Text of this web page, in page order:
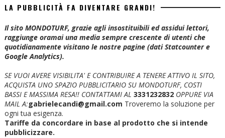
LA PUBBLICITÀ FA DIVENTARE GRANDI!
Il sito MONDOTURF, grazie agli insostituibili ed assidui lettori,
raggiunge oramai una media sempre crescente di utenti che
quotidianamente visitano le nostre pagine (dati Statcounter e
Google Analytics).
SE VUOI AVERE VISIBILITA' E CONTRIBUIRE A TENERE ATTIVO IL SITO,
ACQUISTA UNO SPAZIO PUBBLICITARIO SU MONDOTURF, COSTI
BASSI E MASSIMA RESA!! CONTATTAMI AL 3331232832 OPPURE VIA
MAIL A:gabrielecandi@gmail.com Troveremo la soluzione per
ogni tua esigenza.
Tariffe da concordare in base al prodotto che si intende
pubblicizzare.